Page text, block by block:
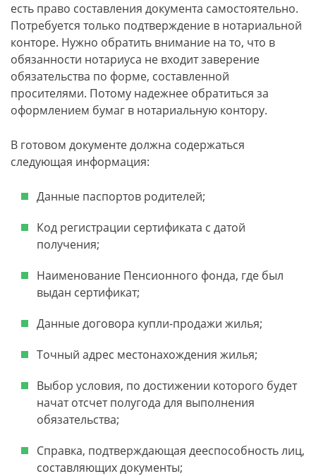
есть право составления документа самостоятельно.
Потребуется только подтверждение в нотариальной
конторе. Нужно обратить внимание на то, что в
обязанности нотариуса не входит заверение
обязательства по форме, составленной
просителями. Потому надежнее обратиться за
оформлением бумаг в нотариальную контору.
В готовом документе должна содержаться
следующая информация:
Данные паспортов родителей;
Код регистрации сертификата с датой
получения;
Наименование Пенсионного фонда, где был
выдан сертификат;
Данные договора купли-продажи жилья;
Точный адрес местонахождения жилья;
Выбор условия, по достижении которого будет
начат отсчет полугода для выполнения
обязательства;
Справка, подтверждающая дееспособность лиц,
составляющих документы;